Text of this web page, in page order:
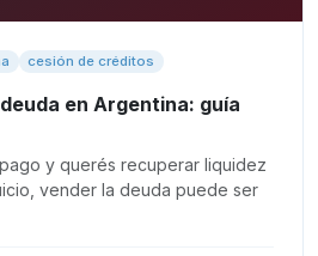
cesión de créditos
en Argentina: guía
y querés recuperar liquidez
vender la deuda puede ser